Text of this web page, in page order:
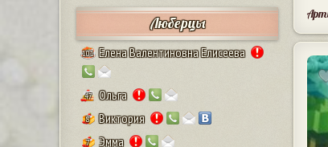
Люберцы
101 Елена Валентиновна Елисеева
47 Ольга
8 Виктория
7 Эмма